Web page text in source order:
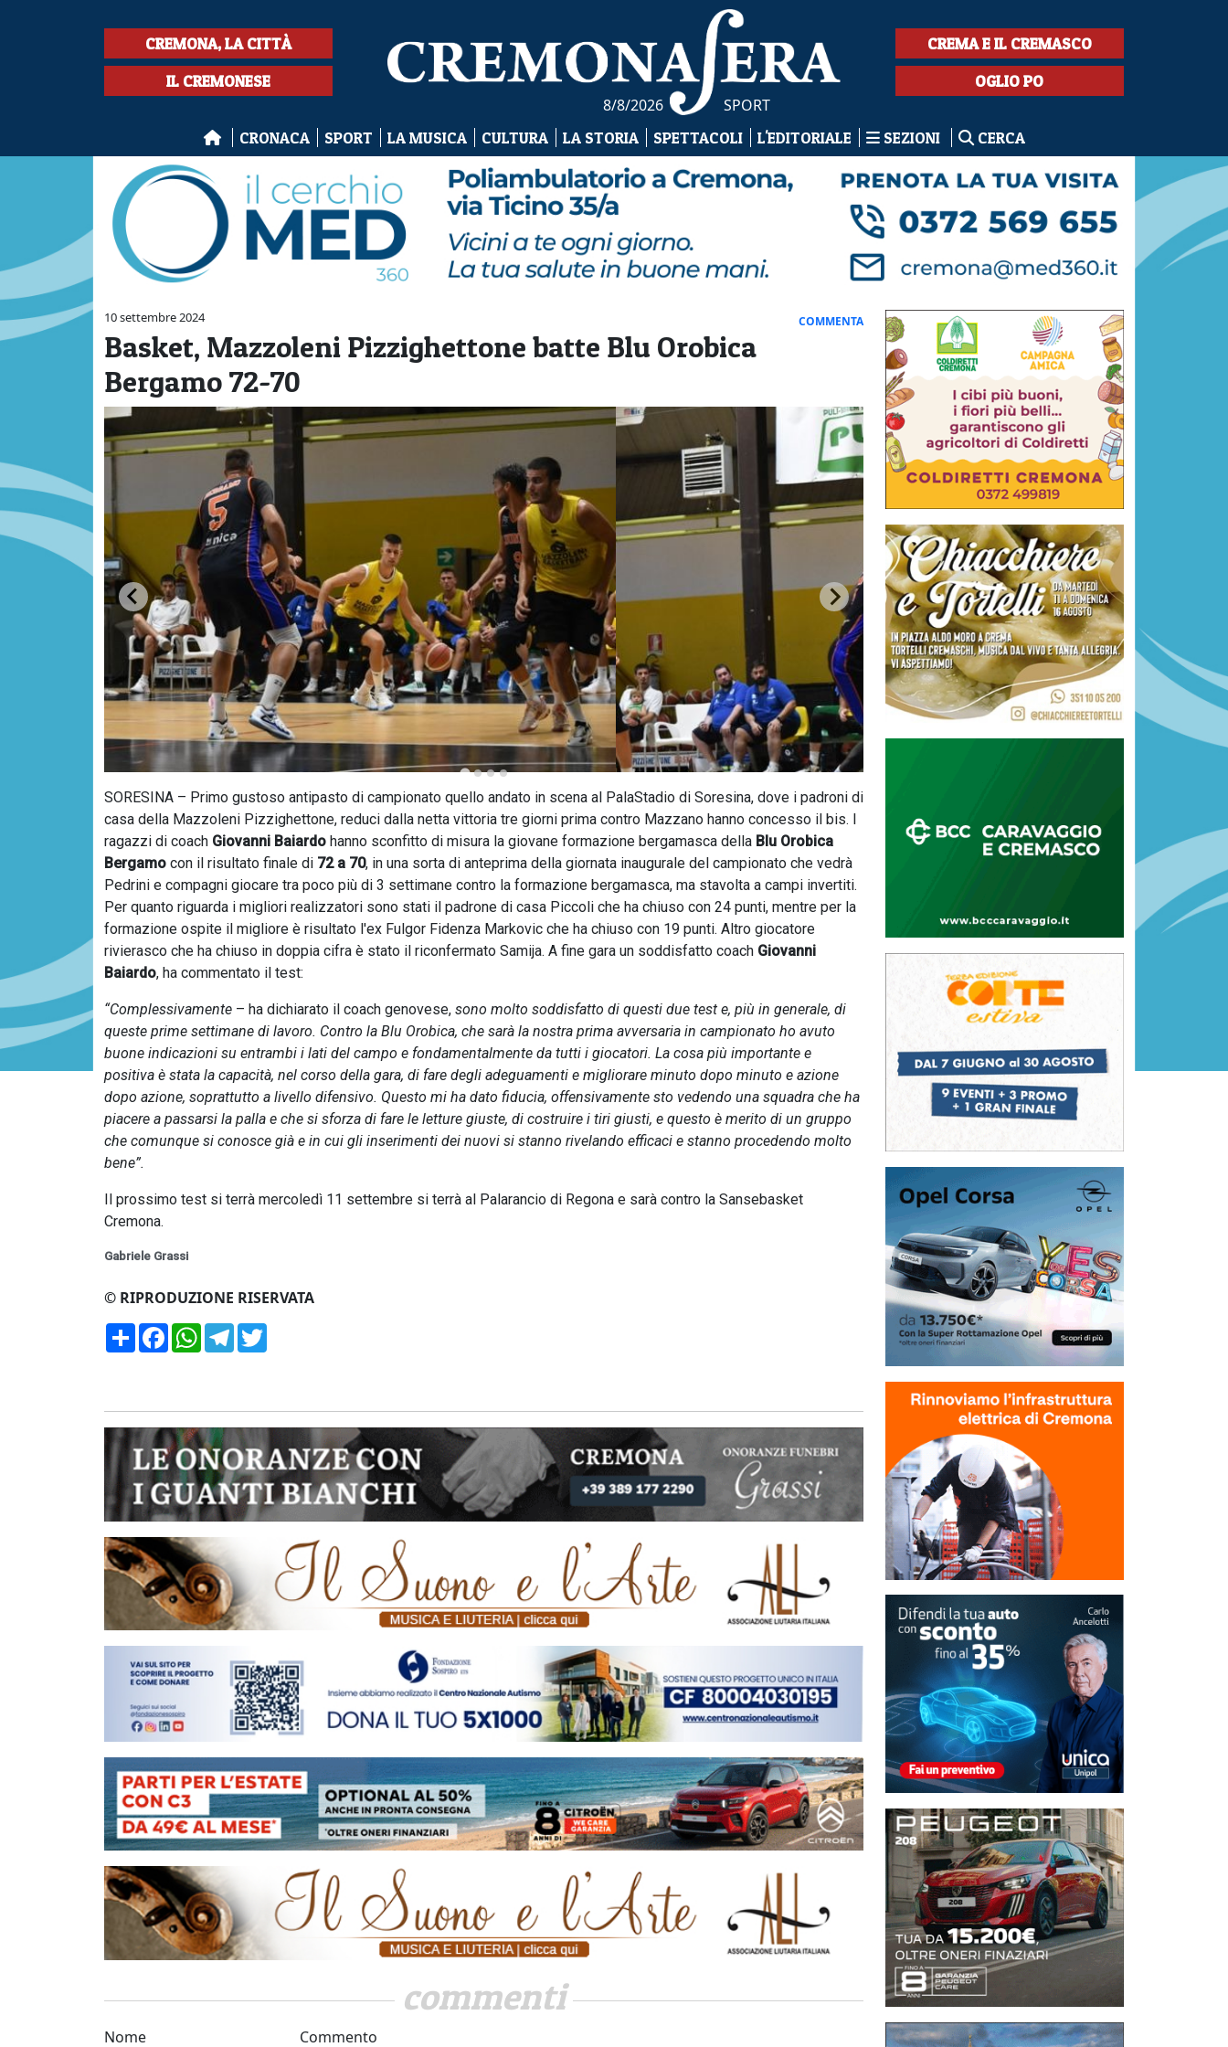
CREMONA, LA CITTÀ
IL CREMONESE
8/8/2026 SPORT
CREMA E IL CREMASCO
OGLIO PO
CRONACA SPORT LA MUSICA CULTURA LA STORIA SPETTACOLI L'EDITORIALE SEZIONI CERCA
10 settembre 2024 COMMENTA
Basket, Mazzoleni Pizzighettone batte Blu Orobica
Bergamo 72-70
SORESINA – Primo gustoso antipasto di campionato quello andato in scena al PalaStadio di Soresina, dove i padroni di
casa della Mazzoleni Pizzighettone, reduci dalla netta vittoria tre giorni prima contro Mazzano hanno concesso il bis. I
ragazzi di coach Giovanni Baiardo hanno sconfitto di misura la giovane formazione bergamasca della Blu Orobica
Bergamo con il risultato finale di 72 a 70, in una sorta di anteprima della giornata inaugurale del campionato che vedrà
Pedrini e compagni giocare tra poco più di 3 settimane contro la formazione bergamasca, ma stavolta a campi invertiti.
Per quanto riguarda i migliori realizzatori sono stati il padrone di casa Piccoli che ha chiuso con 24 punti, mentre per la
formazione ospite il migliore è risultato l'ex Fulgor Fidenza Markovic che ha chiuso con 19 punti. Altro giocatore
rivierasco che ha chiuso in doppia cifra è stato il riconfermato Samija. A fine gara un soddisfatto coach Giovanni
Baiardo, ha commentato il test:
“Complessivamente – ha dichiarato il coach genovese, sono molto soddisfatto di questi due test e, più in generale, di
queste prime settimane di lavoro. Contro la Blu Orobica, che sarà la nostra prima avversaria in campionato ho avuto
buone indicazioni su entrambi i lati del campo e fondamentalmente da tutti i giocatori. La cosa più importante e
positiva è stata la capacità, nel corso della gara, di fare degli adeguamenti e migliorare minuto dopo minuto e azione
dopo azione, soprattutto a livello difensivo. Questo mi ha dato fiducia, offensivamente sto vedendo una squadra che ha
piacere a passarsi la palla e che si sforza di fare le letture giuste, di costruire i tiri giusti, e questo è merito di un gruppo
che comunque si conosce già e in cui gli inserimenti dei nuovi si stanno rivelando efficaci e stanno procedendo molto
bene”.
Il prossimo test si terrà mercoledì 11 settembre si terrà al Palarancio di Regona e sarà contro la Sansebasket
Cremona.
Gabriele Grassi
© RIPRODUZIONE RISERVATA
CondividiFacebookWhatsApp
Telegram
commenti
Nome Commento